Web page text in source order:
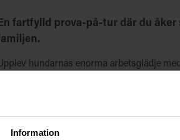
Information
fartfylld prova-på-tur där du
hundarnas enorma arbetsglädje
på denna hundspannstur. Det enda som
medar mot snön. I turen ingår kaffe och
BOKNINGSINFORMATION